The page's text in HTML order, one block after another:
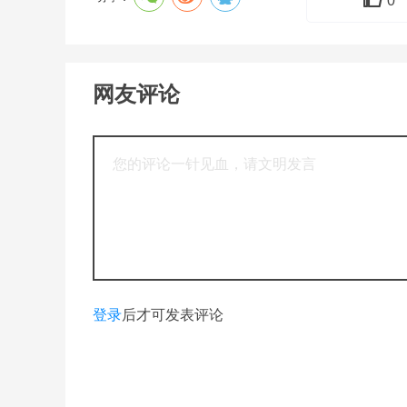
网友评论
登录后才可发表评论